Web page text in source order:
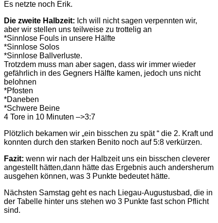
Es netzte noch Erik.
Die zweite Halbzeit: Ich will nicht sagen verpennten wir,
aber wir stellen uns teilweise zu trottelig an
*Sinnlose Fouls in unsere Hälfte
*Sinnlose Solos
*Sinnlose Ballverluste.
Trotzdem muss man aber sagen, dass wir immer wieder
gefährlich in des Gegners Hälfte kamen, jedoch uns nicht
belohnen
*Pfosten
*Daneben
*Schwere Beine
4 Tore in 10 Minuten –>3:7
Plötzlich bekamen wir „ein bisschen zu spät “ die 2. Kraft und
konnten durch den starken Benito noch auf 5:8 verkürzen.
Fazit: wenn wir nach der Halbzeit uns ein bisschen cleverer
angestellt hätten,dann hätte das Ergebnis auch andersherum
ausgehen können, was 3 Punkte bedeutet hätte.
Nächsten Samstag geht es nach Liegau-Augustusbad, die in
der Tabelle hinter uns stehen wo 3 Punkte fast schon Pflicht
sind.